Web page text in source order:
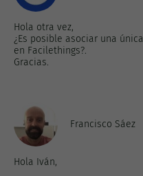
Hola otra vez,
¿Es posible asociar una
en Facilethings?.
Gracias.
Francisco Sáez
Hola Iván,